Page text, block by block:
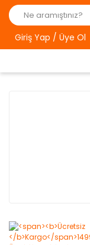
Giriş Yap / Üye Ol